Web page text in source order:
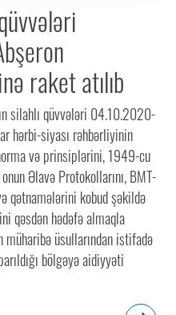
raket atılıb
silahlı qüvvələri 04.10.2020-
hərbi-siyası rəhbərliyinin
və prinsiplərini, 1949-cu
Əlavə Protokollarını, BMT-
qətnamələrini kobud şəkildə
qəsdən hədəfə almaqla
müharibə üsullarından istifadə
bölgəyə aidiyyəti